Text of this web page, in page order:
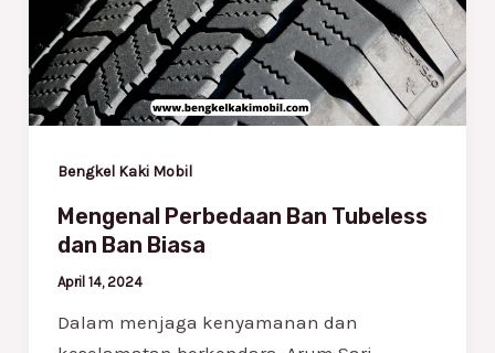
Bengkel Kaki Mobil
Mengenal Perbedaan Ban Tubeless
dan Ban Biasa
April 14, 2024
Dalam menjaga kenyamanan dan
dan
Ban
Biasa